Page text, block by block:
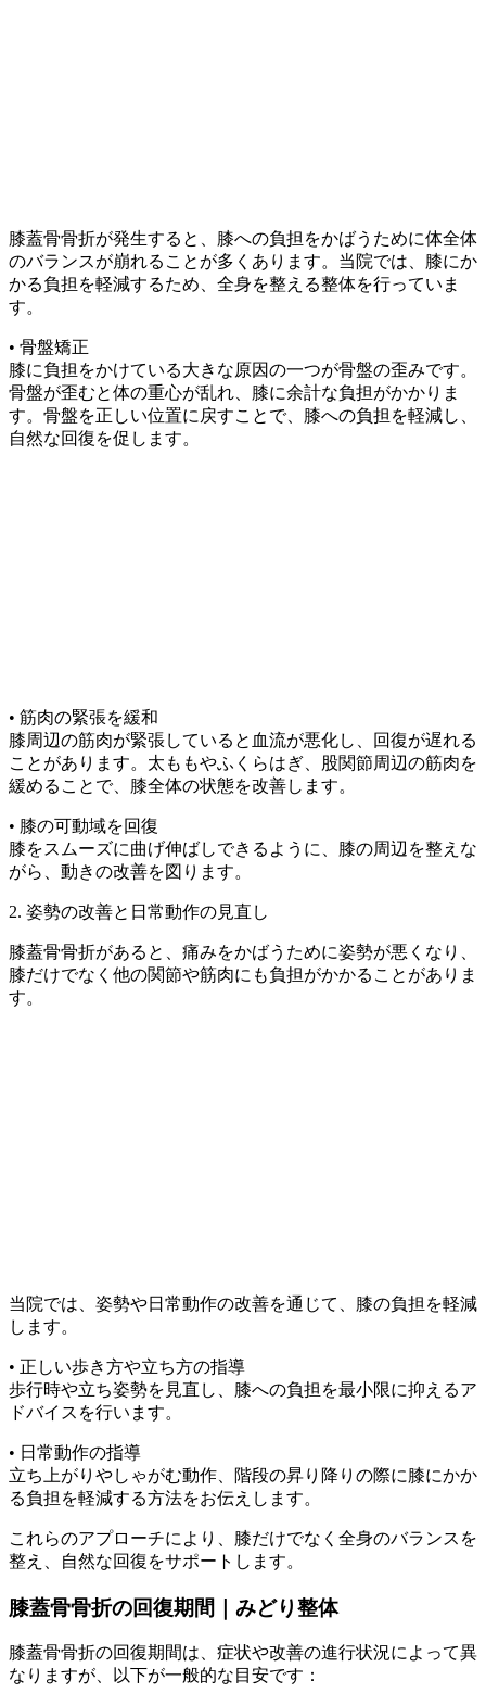
膝蓋骨骨折が発生すると、膝への負担をかばうために体全体
のバランスが崩れることが多くあります。当院では、膝にか
かる負担を軽減するため、全身を整える整体を行っていま
す。
• 骨盤矯正
膝に負担をかけている大きな原因の一つが骨盤の歪みです。
骨盤が歪むと体の重心が乱れ、膝に余計な負担がかかりま
す。骨盤を正しい位置に戻すことで、膝への負担を軽減し、
自然な回復を促します。
• 筋肉の緊張を緩和
膝周辺の筋肉が緊張していると血流が悪化し、回復が遅れる
ことがあります。太ももやふくらはぎ、股関節周辺の筋肉を
緩めることで、膝全体の状態を改善します。
• 膝の可動域を回復
膝をスムーズに曲げ伸ばしできるように、膝の周辺を整えな
がら、動きの改善を図ります。
2. 姿勢の改善と日常動作の見直し
膝蓋骨骨折があると、痛みをかばうために姿勢が悪くなり、
膝だけでなく他の関節や筋肉にも負担がかかることがありま
す。
当院では、姿勢や日常動作の改善を通じて、膝の負担を軽減
します。
• 正しい歩き方や立ち方の指導
歩行時や立ち姿勢を見直し、膝への負担を最小限に抑えるア
ドバイスを行います。
• 日常動作の指導
立ち上がりやしゃがむ動作、階段の昇り降りの際に膝にかか
る負担を軽減する方法をお伝えします。
これらのアプローチにより、膝だけでなく全身のバランスを
整え、自然な回復をサポートします。
膝蓋骨骨折の回復期間｜みどり整体
膝蓋骨骨折の回復期間は、症状や改善の進行状況によって異
なりますが、以下が一般的な目安です：